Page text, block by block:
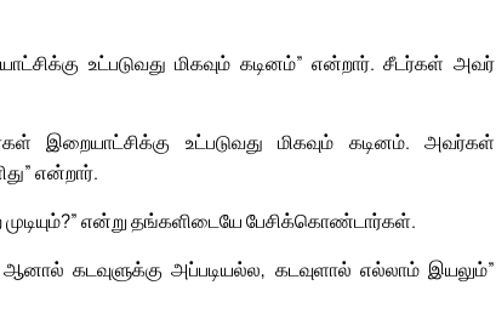
உட்படுவது மிகவும் கடினம்” என்றார். சீடர்கள் அவர்
இறையாட்சிக்கு உட்படுவது மிகவும் கடினம். அவர்கள்
என்றார்.
முடியும்?” என்று தங்களிடையே பேசிக்கொண்டார்கள்.
கடவுளுக்கு அப்படியல்ல, கடவுளால் எல்லாம் இயலும்”